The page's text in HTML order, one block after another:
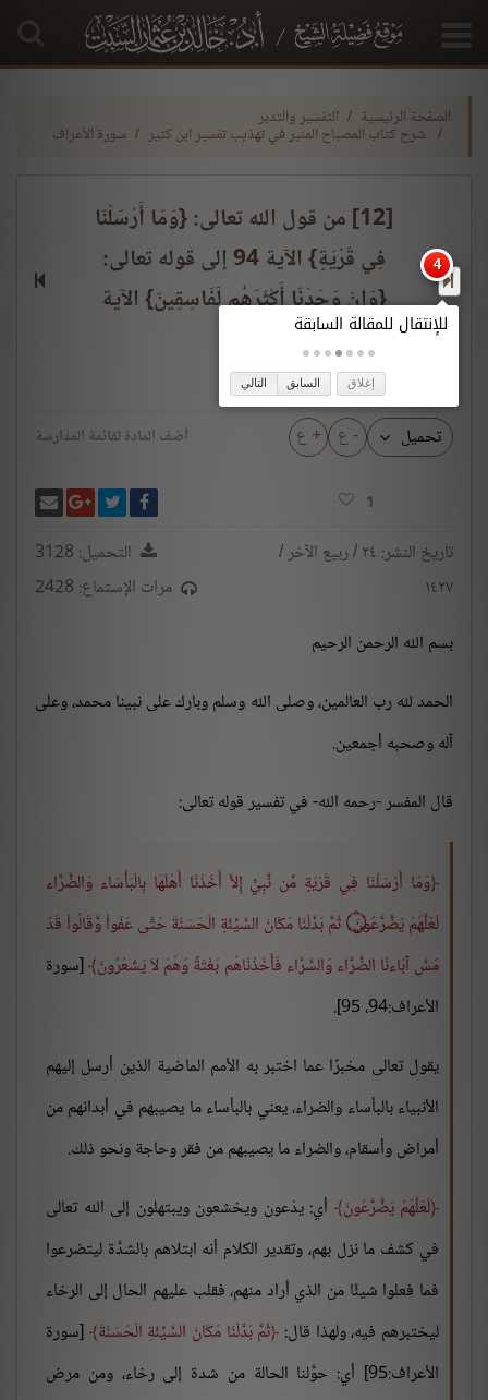
الصفحة الرئيسية التفسير والتدبر
شرح كتاب المصباح المنير في تهذيب تفسير ابن كثير سورة الأعراف
[12] من قول الله تعالى: {وَمَا أَرْسَلْنَا
فِي قَرْيَةٍ} الآية 94 إلى قوله تعالى:
{وَإِنْ وَجَدْنَا أَكْثَرَهُم لَفَاسِقِينَ} الآية
تحميل - ع + ع أضف المادة لقائمة المدارسة
1 شارك على فيسبوك
انشر تغريدة
شارك على
تاريخ النشر: ٢٤ / ربيع الآخر /
١٤٢٧
التحميل: 3128
مرات الإستماع: 2428
بسم الله الرحمن الرحيم
الحمد لله رب العالمين، وصلى الله وسلم وبارك على نبينا محمد، وعلى
آله وصحبه أجمعين.
قال المفسر -رحمه الله- في تفسير قوله تعالى:
وَمَا أَرْسَلْنَا فِي قَرْيَةٍ مِّن نَّبِيٍّ إِلاَّ أَخَذْنَا أَهْلَهَا بِالْبَأْسَاء وَالضَّرَّاء
لَعَلَّهُمْ يَضَّرَّعُونَ۝ ثُمَّ بَدَّلْنَا مَكَانَ السَّيِّئَةِ الْحَسَنَةَ حَتَّى عَفَواْ وَّقَالُواْ قَدْ
مَسَّ آبَاءنَا الضَّرَّاء وَالسَّرَّاء فَأَخَذْنَاهُم بَغْتَةً وَهُمْ لاَ يَشْعُرُونَ [سورة
الأعراف:94، 95].
يقول تعالى مخبرًا عما اختبر به الأمم الماضية الذين أرسل إليهم
الأنبياء بالبأساء والضراء، يعني بالبأساء ما يصيبهم في أبدانهم من
أمراض وأسقام، والضراء ما يصيبهم من فقر وحاجة ونحو ذلك.
لَعَلَّهُمْ يَضَّرَّعُونَ أي: يدْعون ويخشعون ويبتهلون إلى الله تعالى
في كشف ما نزل بهم، وتقدير الكلام أنه ابتلاهم بالشدَّة ليتضرعوا
فما فعلوا شيئًا من الذي أراد منهم، فقلب عليهم الحال إلى الرخاء
ليختبرهم فيه، ولهذا قال: ثُمَّ بَدَّلْنَا مَكَانَ السَّيِّئَةِ الْحَسَنَةَ [سورة
الأعراف:95] أي: حوَّلنا الحالة من شدة إلى رخاء، ومن مرض
إغلاق السابق التالي